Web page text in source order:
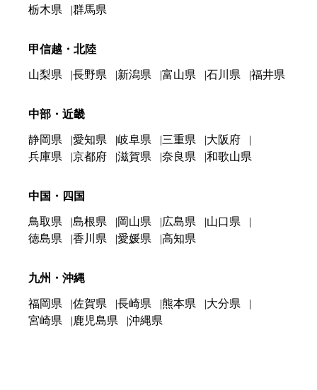
栃木県
群馬県
甲信越・北陸
山梨県 長野県 新潟県 富山県 石川県 福井県
中部・近畿
静岡県 愛知県 岐阜県 三重県
大阪府
兵庫県
京都府 滋賀県 奈良県 和歌山県
中国・四国
鳥取県 島根県 岡山県 広島県
山口県
徳島県
香川県 愛媛県 高知県
九州・沖縄
福岡県 佐賀県 長崎県 熊本県
大分県
宮崎県
鹿児島県 沖縄県